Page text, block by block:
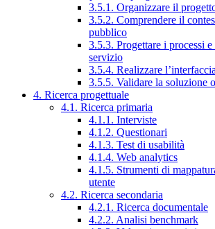
3.5.1. Organizzare il
3.5.2. Comprendere il
pubblico
3.5.3. Progettare i processi e
servizio
3.5.4. Realizzare
3.5.5. Validare la soluzione
4. Ricerca progettuale
4.1. Ricerca primaria
4.1.1. Interviste
4.1.2. Questionari
4.1.3. Test di usabilità
4.1.4. Web analytics
4.1.5. Strumenti di
utente
4.2. Ricerca secondaria
4.2.1. Ricerca documentale
4.2.2. Analisi benchmark